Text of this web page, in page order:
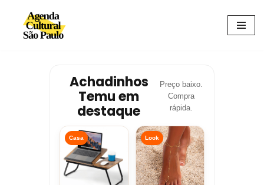
Avançar
Achadinhos
Temu em
destaque
Preço baixo.
Compra
rápida.
Casa Look